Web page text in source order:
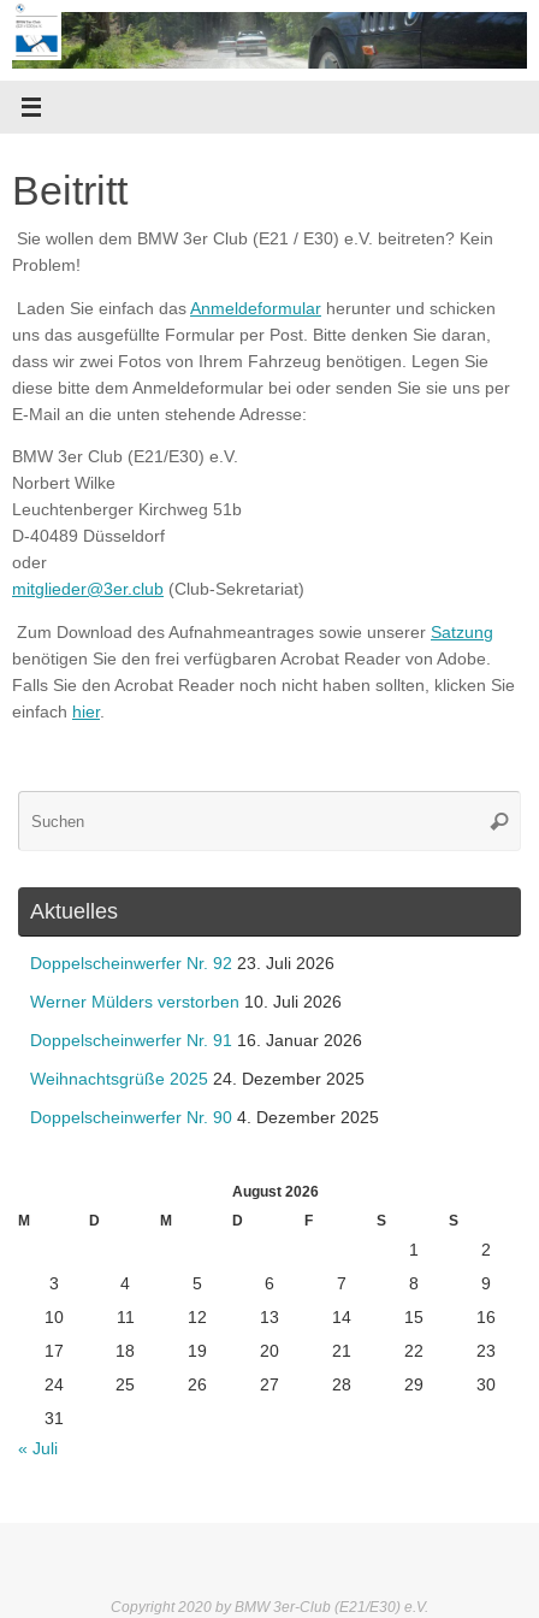
Zum
Inhalt
springen
Beitritt
Sie wollen dem BMW 3er Club (E21 / E30) e.V. beitreten? Kein
Problem!
Laden Sie einfach das Anmeldeformular herunter und schicken
uns das ausgefüllte Formular per Post. Bitte denken Sie daran,
dass wir zwei Fotos von Ihrem Fahrzeug benötigen. Legen Sie
diese bitte dem Anmeldeformular bei oder senden Sie sie uns per
E-Mail an die unten stehende Adresse:
BMW 3er Club (E21/E30) e.V.
Norbert Wilke
Leuchtenberger Kirchweg 51b
D-40489 Düsseldorf
oder
mitglieder@3er.club (Club-Sekretariat)
Zum Download des Aufnahmeantrages sowie unserer Satzung
benötigen Sie den frei verfügbaren Acrobat Reader von Adobe.
Falls Sie den Acrobat Reader noch nicht haben sollten, klicken Sie
einfach hier.
Aktuelles
Doppelscheinwerfer Nr. 92 23. Juli 2026
Werner Mülders verstorben 10. Juli 2026
Doppelscheinwerfer Nr. 91 16. Januar 2026
Weihnachtsgrüße 2025 24. Dezember 2025
Doppelscheinwerfer Nr. 90 4. Dezember 2025
August 2026
M
D M D F S S
1
2
3
4 5 6 7 8
9
10
11 12 13 14 15
16
17
18 19 20 21 22
23
24
25 26 27 28 29
30
31
« Juli
Copyright 2020 by BMW 3er-Club (E21/E30) e.V.